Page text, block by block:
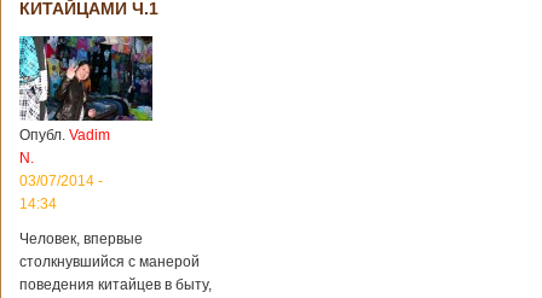
КИТАЙЦАМИ Ч.1
Опубл. Vadim
N.
03/07/2014 -
14:34
Человек, впервые
столкнувшийся с манерой
поведения китайцев в быту,